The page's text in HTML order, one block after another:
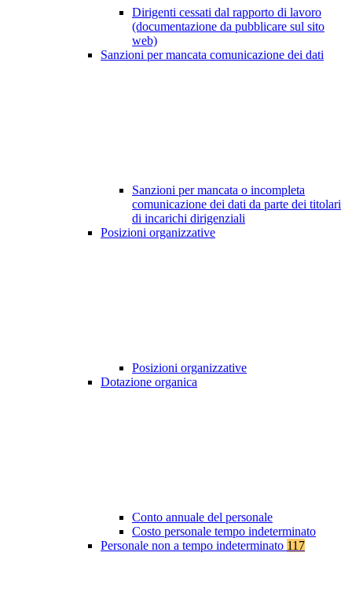
Dirigenti cessati dal rapporto di lavoro
(documentazione da pubblicare sul sito
web)
Sanzioni per mancata comunicazione dei dati
Sanzioni per mancata o incompleta
comunicazione dei dati da parte dei titolari
di incarichi dirigenziali
Posizioni organizzative
Posizioni organizzative
Dotazione organica
Conto annuale del personale
Costo personale tempo indeterminato
Personale non a tempo indeterminato 117